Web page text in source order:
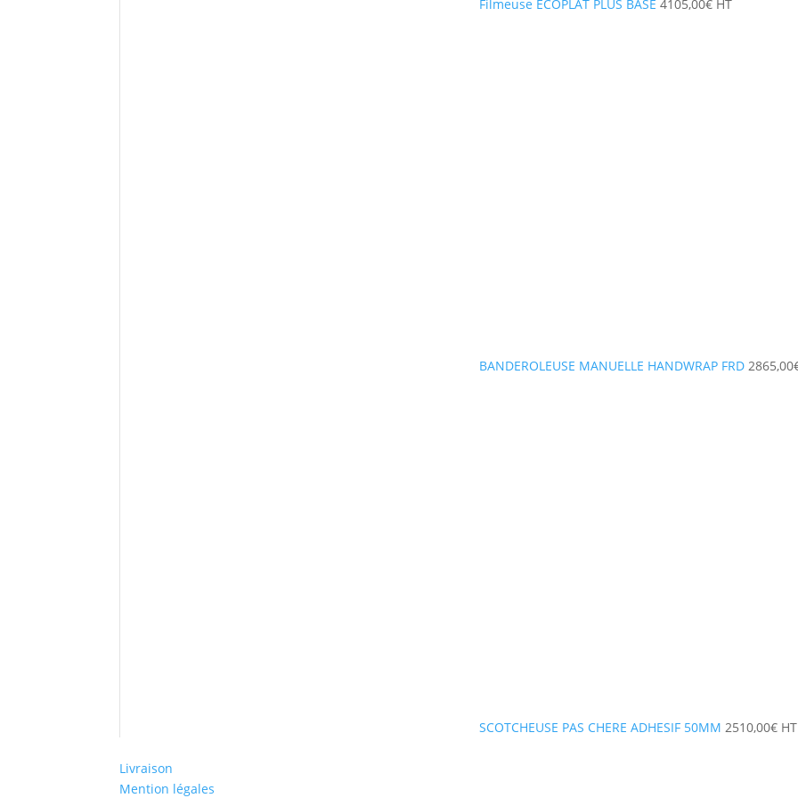
Filmeuse ECOPLAT PLUS BASE 4105,00€ HT
BANDEROLEUSE MANUELLE HANDWRAP FRD 2865,00
SCOTCHEUSE PAS CHERE ADHESIF 50MM 2510,00€ HT
Livraison
Mention légales